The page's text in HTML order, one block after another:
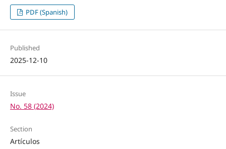
PDF (Spanish)
Published
2025-12-10
Issue
No. 58 (2024)
Section
Artículos